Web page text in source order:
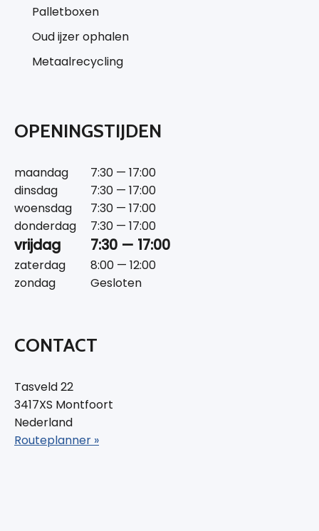
Palletboxen
Oud ijzer ophalen
Metaalrecycling
OPENINGSTIJDEN
maandag
7:30 — 17:00
dinsdag
7:30 — 17:00
woensdag
7:30 — 17:00
donderdag
7:30 — 17:00
vrijdag 7:30 — 17:00
zaterdag
8:00 — 12:00
zondag
Gesloten
CONTACT
Tasveld 22
3417XS Montfoort
Nederland
Routeplanner »